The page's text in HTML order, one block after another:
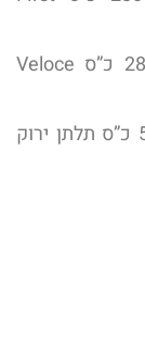
אלפא רומיאו סטלביו 2.0 טורבו-בנזין 280 כ”ס Veloce
אלפא רומיאו סטלביו 2.9 טורבו-בנזין 510 כ”ס תלתן ירוק